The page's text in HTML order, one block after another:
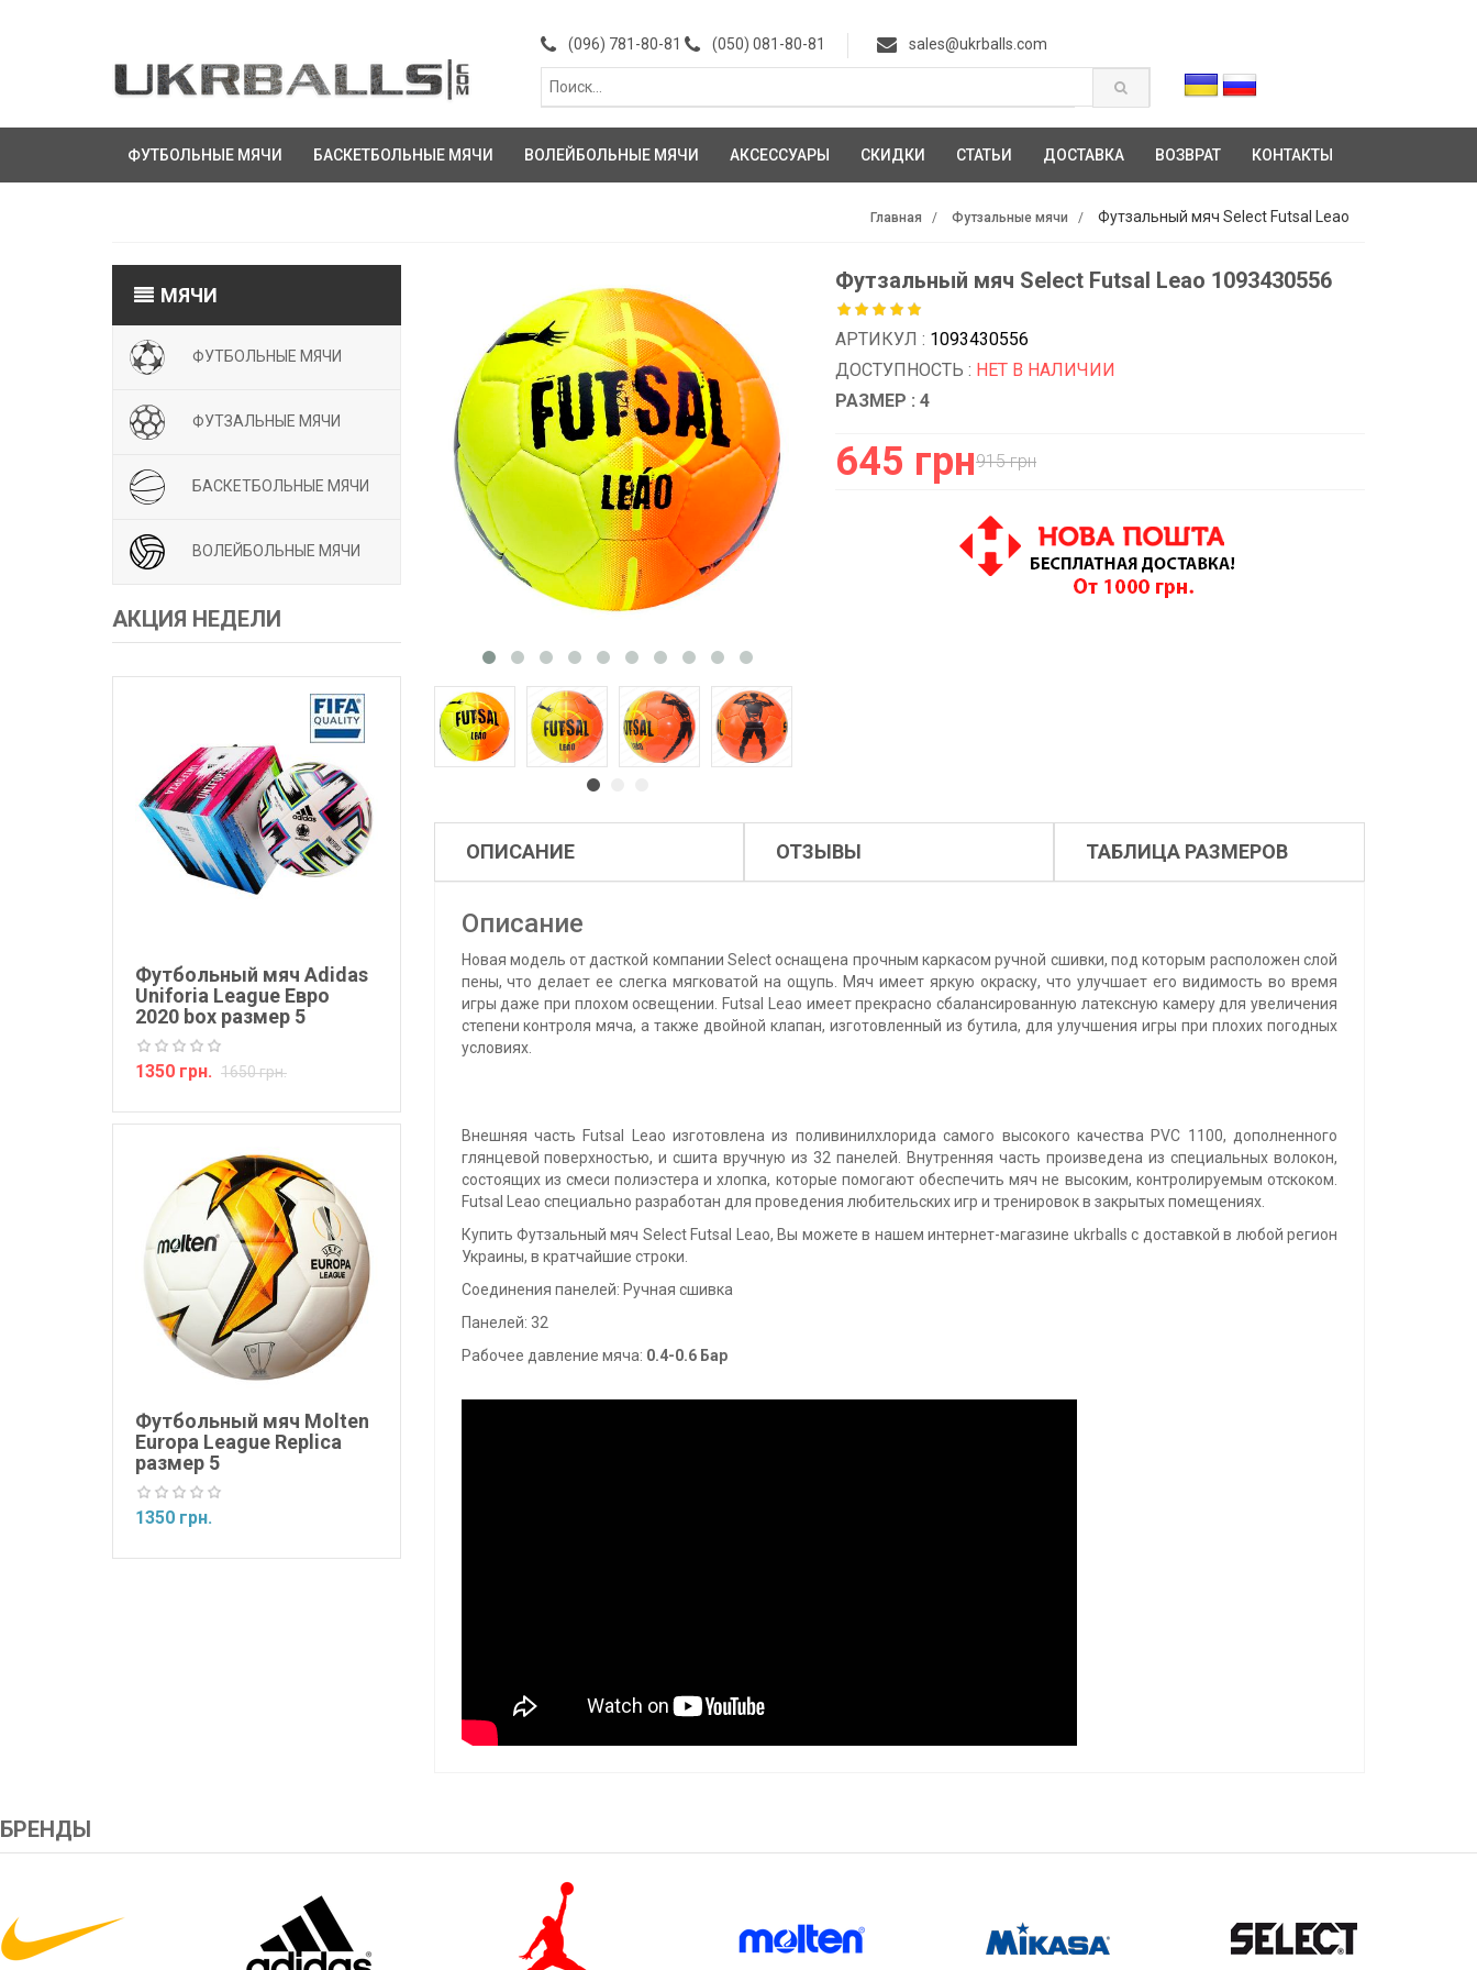
(096) 781-80-81 (050) 081-80-81 sales@ukrballs.com
ФУТБОЛЬНЫЕ МЯЧИ БАСКЕТБОЛЬНЫЕ МЯЧИ ВОЛЕЙБОЛЬНЫЕ МЯЧИ АКСЕССУАРЫ СКИДКИ СТАТЬИ ДОСТАВКА ВОЗВРАТ КОНТАКТЫ
Главная Футзальные мячи Футзальный мяч Select Futsal Leao
МЯЧИ
ФУТБОЛЬНЫЕ МЯЧИ
ФУТЗАЛЬНЫЕ МЯЧИ
БАСКЕТБОЛЬНЫЕ МЯЧИ
ВОЛЕЙБОЛЬНЫЕ МЯЧИ
АКЦИЯ НЕДЕЛИ
Футбольный мяч Adidas
Uniforia League Евро
2020 box размер 5
1350 грн. 1650 грн.
Футбольный мяч Molten
Europa League Replica
размер 5
1350 грн.
Футзальный мяч Select Futsal Leao 1093430556
АРТИКУЛ : 1093430556
ДОСТУПНОСТЬ : НЕТ В НАЛИЧИИ
РАЗМЕР : 4
645 грн915 грн
ОПИСАНИЕ ОТЗЫВЫ ТАБЛИЦА РАЗМЕРОВ
Описание
Новая модель от дасткой компании Select оснащена прочным каркасом ручной сшивки, под которым расположен слой
пены, что делает ее слегка мягковатой на ощупь. Мяч имеет яркую окраску, что улучшает его видимость во время
игры даже при плохом освещении. Futsal Leao имеет прекрасно сбалансированную латексную камеру для увеличения
степени контроля мяча, а также двойной клапан, изготовленный из бутила, для улучшения игры при плохих погодных
условиях.
Внешняя часть Futsal Leao изготовлена из поливинилхлорида самого высокого качества PVC 1100, дополненного
глянцевой поверхностью, и сшита вручную из 32 панелей. Внутренняя часть произведена из специальных волокон,
состоящих из смеси полиэстера и хлопка, которые помогают обеспечить мяч не высоким, контролируемым отскоком.
Futsal Leao специально разработан для проведения любительских игр и тренировок в закрытых помещениях.
Купить Футзальный мяч Select Futsal Leao, Вы можете в нашем интернет-магазине ukrballs с доставкой в любой регион
Украины, в кратчайшие строки.
Соединения панелей: Ручная сшивка
Панелей: 32
Рабочее давление мяча: 0.4-0.6 Бар
БРЕНДЫ